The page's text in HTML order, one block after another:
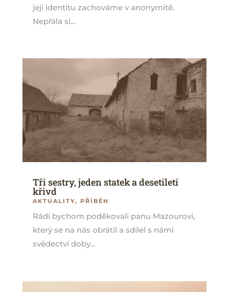
její identitu zachováme v anonymitě.
Nepřála si...
Tři sestry, jeden statek a desetiletí
křivd
AKTUALITY, PŘÍBĚH
Rádi bychom poděkovali panu Mazourovi,
který se na nás obrátil a sdílel s námi
svědectví doby...